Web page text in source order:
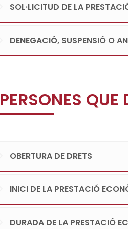
SOL·LICITUD DE LA
DENEGACIÓ, SUSPENSIÓ O
PERSONES
OBERTURA DE DRETS
INICI DE LA PRESTACIÓ
DURADA DE LA PRESTACIÓ